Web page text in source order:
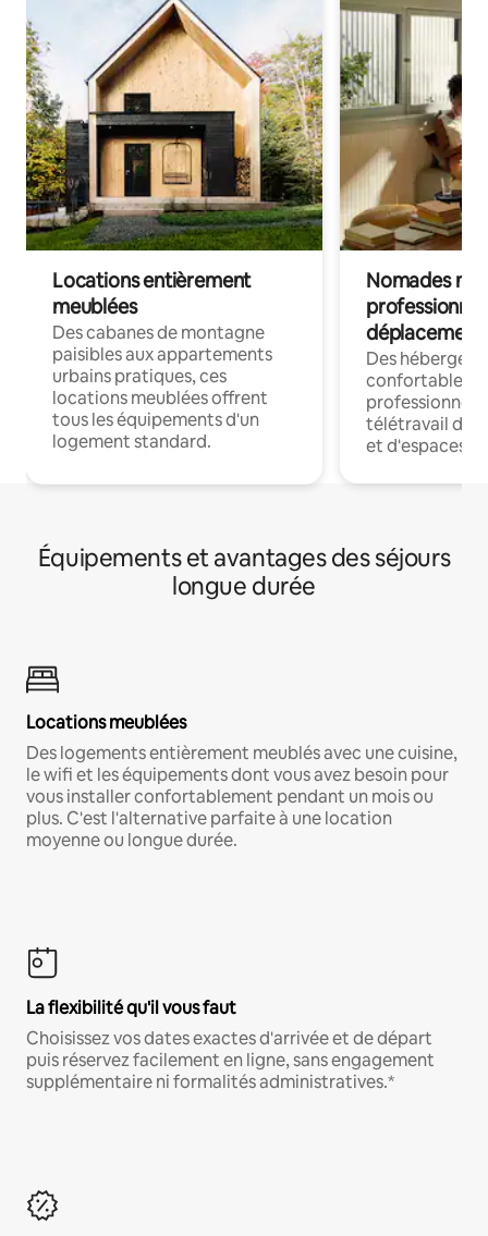
Locations entièrement
meublées
Des cabanes de montagne
paisibles aux appartements
urbains pratiques, ces
locations meublées offrent
tous les équipements d'un
logement standard.
Nomades
déplacement
Des
confortables
professionnels
télétravail
et d'espaces
Équipements et avantages des séjours
longue durée
Locations meublées
Des logements entièrement meublés avec une cuisine,
le wifi et les équipements dont vous avez besoin pour
vous installer confortablement pendant un mois ou
plus. C'est l'alternative parfaite à une location
moyenne ou longue durée.
La flexibilité qu'il vous faut
Choisissez vos dates exactes d'arrivée et de départ
puis réservez facilement en ligne, sans engagement
supplémentaire ni formalités administratives.*